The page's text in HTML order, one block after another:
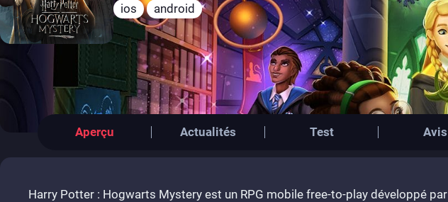
ios android
Aperçu Actualités Test Avis
Harry Potter : Hogwarts Mystery est un RPG mobile free-to-play développé par